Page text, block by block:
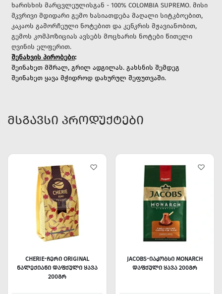
ხარისხის მარცვლეულისგან - 100% COLOMBIA SUPREMO. მისი
მკვრივი მდიდარი გემო ხასიათდება მაღალი სიტკბოებით,
კაკაოს გამორჩეული ნოტებით და კენკრის მჟავიანობით,
გემოს კომპოზიციას ავსებს მოცხარის ნოტები წითელი
ღვინის ელფერით.
შენახვის პირობები:
შეინახეთ მშრალ, გრილ ადგილას. გახსნის შემდეგ
შეინახეთ ყავა მჭიდროდ დახურულ შეფუთვაში.
ᲛᲡᲒᲐᲕᲡᲘ ᲞᲠᲝᲓᲣᲥᲢᲔᲑᲘ
CHERIE-ᲩᲔᲠᲘ ORIGINAL
ᲜᲐᲚᲔᲥᲘᲐᲜᲘ ᲓᲐᲤᲥᲣᲚᲘ ᲧᲐᲕᲐ
200ᲒᲠ
JACOBS-ᲘᲐᲙᲝᲑᲡᲘ MONARCH
ᲓᲐᲤᲥᲣᲚᲘ ᲧᲐᲕᲐ 200ᲒᲠ